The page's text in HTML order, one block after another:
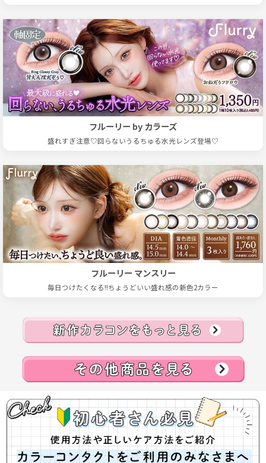
フルーリー by カラーズ
盛れすぎ注意♡回らないうるちゅる水光レンズ登場♡
フルーリー マンスリー
毎日つけたくなる!!ちょうどいい盛れ感の新色2カラー